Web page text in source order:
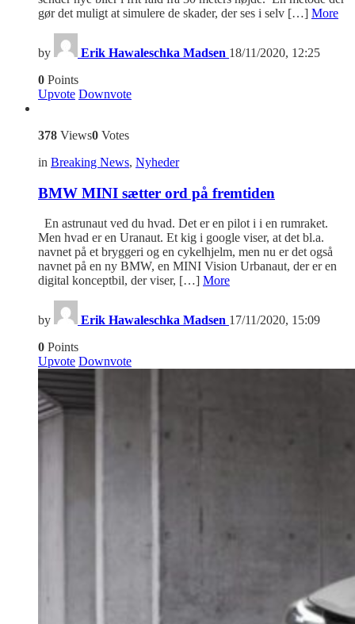
gør det muligt at simulere de skader, der ses i selv […] More
by Erik Hawaleschka Madsen 18/11/2020, 12:25
0 Points
Upvote Downvote
378 Views0 Votes
in Breaking News, Nyheder
BMW MINI sætter ord på fremtiden
En astrunaut ved du hvad. Det er en pilot i i en rumraket.
Men hvad er en Uranaut. Et kig i google viser, at det bl.a.
navnet på et bryggeri og en cykelhjelm, men nu er det også
navnet på en ny BMW, en MINI Vision Urbanaut, der er en
digital konceptbil, der viser, […] More
by Erik Hawaleschka Madsen 17/11/2020, 15:09
0 Points
Upvote Downvote